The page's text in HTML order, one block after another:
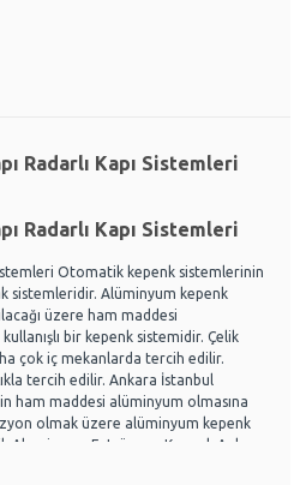
Radarlı Kapı Sistemleri
Radarlı Kapı Sistemleri
Otomatik kepenk sistemlerinin
sistemleridir. Alüminyum kepenk
üzere ham maddesi
bir kepenk sistemidir. Çelik
çok iç mekanlarda tercih edilir.
tercih edilir. Ankara İstanbul
ham maddesi alüminyum olmasına
olmak üzere alüminyum kepenk
Aluminyum Extrüzyon Kepenk Ankara
genelinde hayli tercih